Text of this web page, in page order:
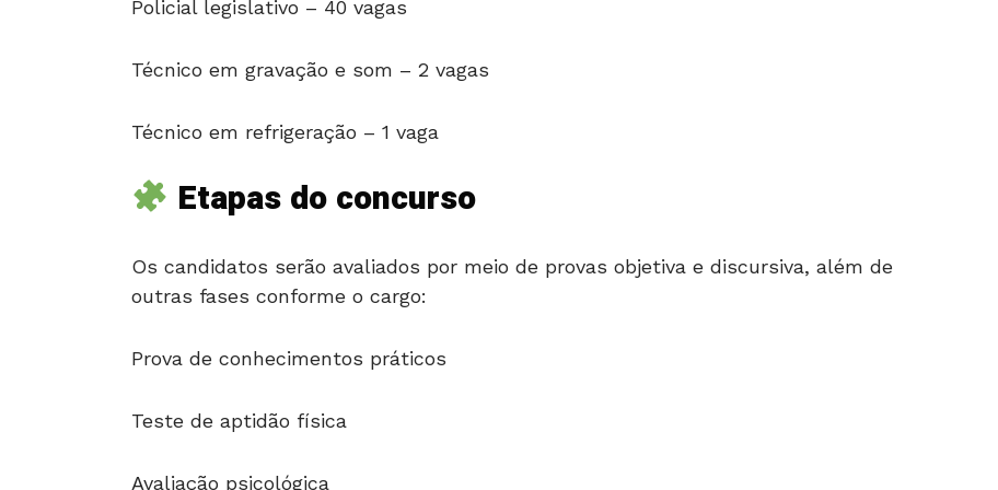
Policial legislativo – 40 vagas
Técnico em gravação e som – 2 vagas
Técnico em refrigeração – 1 vaga
Etapas do concurso
Os candidatos serão avaliados por meio de provas objetiva e discursiva, além de
outras fases conforme o cargo:
Prova de conhecimentos práticos
Teste de aptidão física
Avaliação psicológica